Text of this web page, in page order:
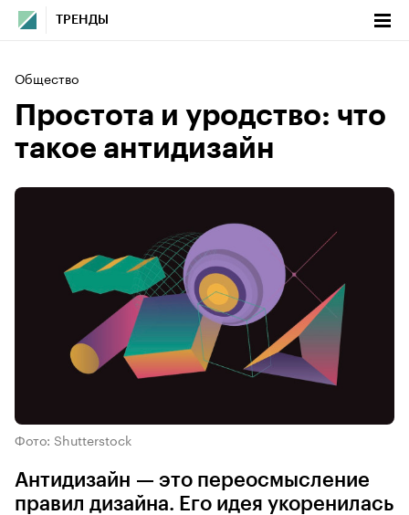
ТРЕНДЫ
Общество
Простота и уродство: что
такое антидизайн
Фото: Shutterstock
Антидизайн — это переосмысление
правил дизайна. Его идея укоренилась